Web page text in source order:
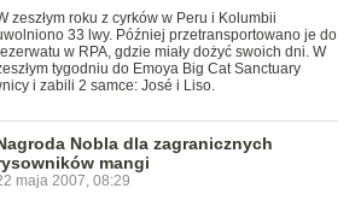
zeszłym roku z cyrków w Peru i Kolumbii
33 lwy. Później przetransportowano je do
w RPA, gdzie miały dożyć swoich dni. W
tygodniu do Emoya Big Cat Sanctuary
i zabili 2 samce: José i Liso.
Nobla dla zagranicznych
mangi
maja 2007, 08:29